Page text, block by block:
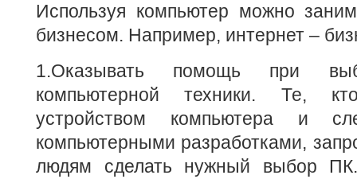
Используя компьютер можно
бизнесом. Например, интернет –
1.Оказывать помощь при
компьютерной техники. Те,
устройством компьютера и
компьютерными разработками,
людям сделать нужный выбор